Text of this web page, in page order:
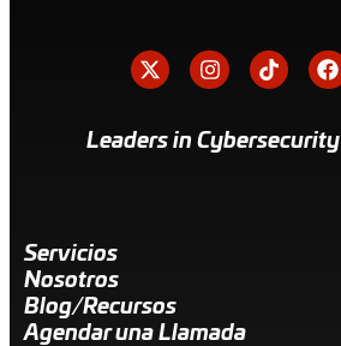
Leaders in Cybersecurity
Servicios
Nosotros
Blog/Recursos
Agendar una Llamada